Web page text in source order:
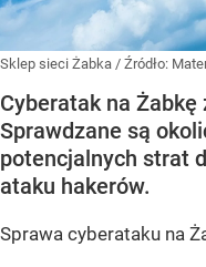
Sklep sieci Żabka / Źródło:
Cyberatak na Żabkę
Sprawdzane są
potencjalnych strat
ataku hakerów.
Sprawa cyberataku na